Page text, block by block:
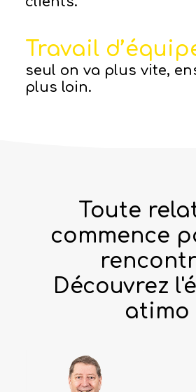
Travail
seul on va plus vite,
plus loin.
Toute
commence
Découvrez
atimo